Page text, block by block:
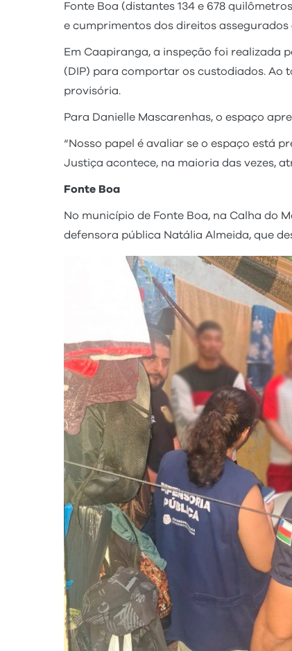
Fonte Boa (distantes 134 e 678
e cumprimentos dos direitos assegurados
Em Caapiranga, a inspeção foi realizada
(DIP) para comportar os custodiados. Ao
provisória.
Para Danielle Mascarenhas, o espaço
“Nosso papel é avaliar se o espaço está
Justiça acontece, na maioria das vezes,
Fonte Boa
No município de Fonte Boa, na Calha do
defensora pública Natália Almeida, que